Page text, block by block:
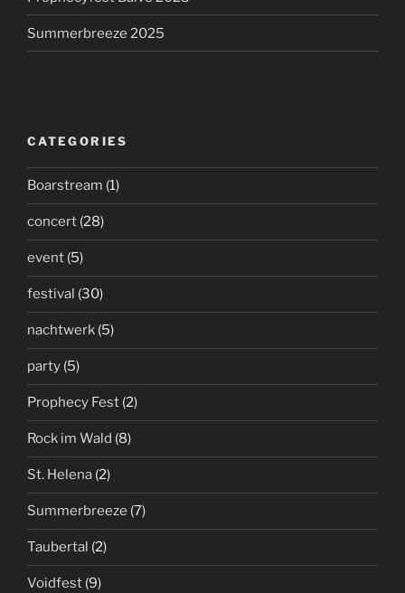
Summerbreeze 2025
CATEGORIES
Boarstream (1)
concert (28)
event (5)
festival (30)
nachtwerk (5)
party (5)
Prophecy Fest (2)
Rock im Wald (8)
St. Helena (2)
Summerbreeze (7)
Taubertal (2)
Voidfest (9)